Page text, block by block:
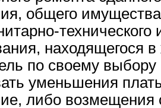
общего
технического
находящегося
по своему выбору
уменьшения
либо возмещения